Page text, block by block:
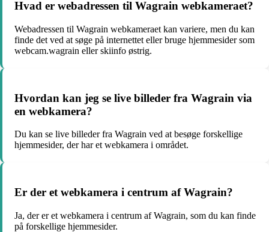
Hvad er webadressen til Wagrain webkameraet?
Webadressen til Wagrain webkameraet kan variere, men du kan
finde det ved at søge på internettet eller bruge hjemmesider som
webcam.wagrain eller skiinfo østrig.
Hvordan kan jeg se live billeder fra Wagrain via
en webkamera?
Du kan se live billeder fra Wagrain ved at besøge forskellige
hjemmesider, der har et webkamera i området.
Er der et webkamera i centrum af Wagrain?
Ja, der er et webkamera i centrum af Wagrain, som du kan finde
på forskellige hjemmesider.